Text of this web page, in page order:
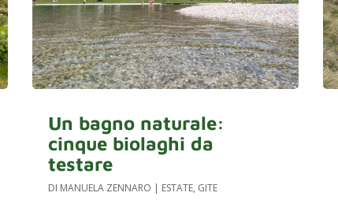
Un bagno naturale:
cinque biolaghi da
testare
DI MANUELA ZENNARO | ESTATE, GITE